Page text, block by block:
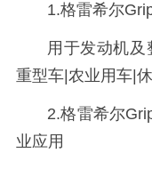
1.格雷希尔
用于发动机
重型车|农业用车|
2.格雷希尔
业应用